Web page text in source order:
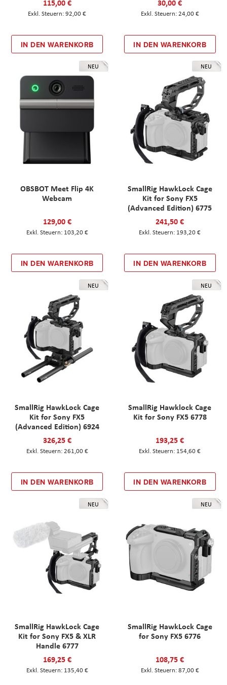
115,00 €
92,00 €
IN DEN WARENKORB
30,00 €
24,00 €
IN DEN WARENKORB
NEU
OBSBOT Meet Flip 4K
Webcam
129,00 €
103,20 €
IN DEN WARENKORB
NEU
SmallRig HawkLock Cage
Kit for Sony FX5
(Advanced Edition) 6775
241,50 €
193,20 €
IN DEN WARENKORB
NEU
SmallRig HawkLock Cage
Kit for Sony FX5
(Advanced Edition) 6924
326,25 €
261,00 €
IN DEN WARENKORB
NEU
SmallRig Hawklock Cage
Kit for Sony FX5 6778
193,25 €
154,60 €
IN DEN WARENKORB
NEU
SmallRig HawkLock Cage
Kit for Sony FX5 & XLR
Handle 6777
169,25 €
135,40 €
NEU
SmallRig HawkLock Cage
for Sony FX5 6776
108,75 €
87,00 €